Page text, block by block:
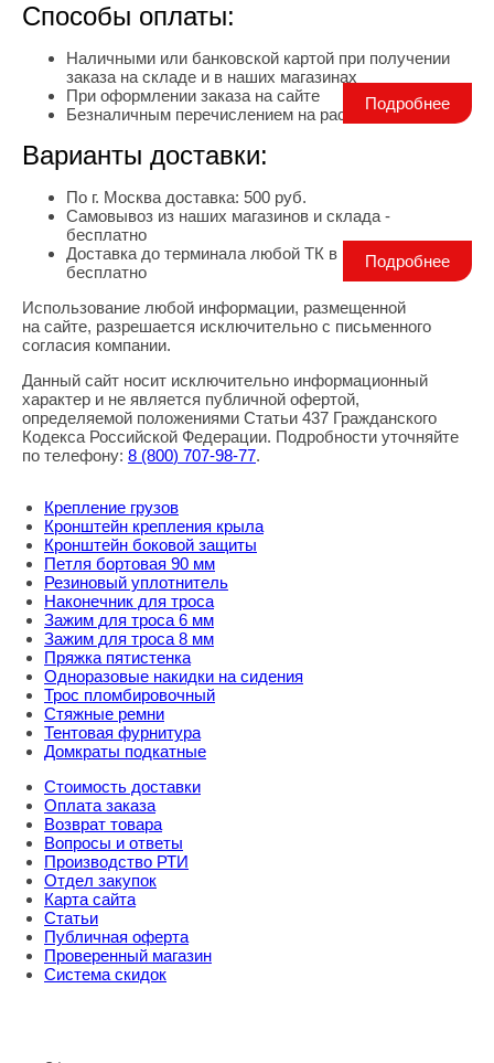
Способы оплаты:
Наличными или банковской картой при получении
заказа на складе и в наших магазинах
При оформлении заказа на сайте
Безналичным перечислением на расчетный счет
Подробнее
Варианты доставки:
По г. Москва доставка: 500 руб.
Самовывоз из наших магазинов и склада -
бесплатно
Доставка до терминала любой ТК в г. Москва -
бесплатно
Подробнее
Правовая информация
Использование любой информации, размещенной
на сайте, разрешается исключительно с письменного
согласия компании.
Данный сайт носит исключительно информационный
характер и не является публичной офертой,
определяемой положениями Статьи 437 Гражданского
Кодекса Российской Федерации. Подробности уточняйте
по телефону: 8 (800) 707-98-77.
Крепление грузов
Кронштейн крепления крыла
Кронштейн боковой защиты
Петля бортовая 90 мм
Резиновый уплотнитель
Наконечник для троса
Зажим для троса 6 мм
Зажим для троса 8 мм
Пряжка пятистенка
Одноразовые накидки на сидения
Трос пломбировочный
Стяжные ремни
Тентовая фурнитура
Домкраты подкатные
Стоимость доставки
Оплата заказа
Возврат товара
Вопросы и ответы
Производство РТИ
Отдел закупок
Карта сайта
Статьи
Публичная оферта
Проверенный магазин
Система скидок